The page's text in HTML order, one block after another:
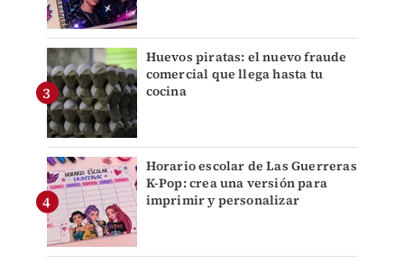
Huevos piratas: el nuevo fraude
comercial que llega hasta tu
cocina
Horario escolar de Las Guerreras
K-Pop: crea una versión para
imprimir y personalizar